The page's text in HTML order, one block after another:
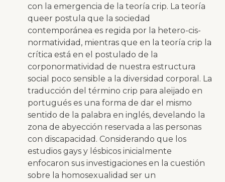
con la emergencia de la teoría crip. La teoría
queer postula que la sociedad
contemporánea es regida por la hetero-cis-
normatividad, mientras que en la teoría crip la
crítica está en el postulado de la
corponormatividad de nuestra estructura
social poco sensible a la diversidad corporal. La
traducción del término crip para aleijado en
portugués es una forma de dar el mismo
sentido de la palabra en inglés, develando la
zona de abyección reservada a las personas
con discapacidad. Considerando que los
estudios gays y lésbicos inicialmente
enfocaron sus investigaciones en la cuestión
sobre la homosexualidad ser un